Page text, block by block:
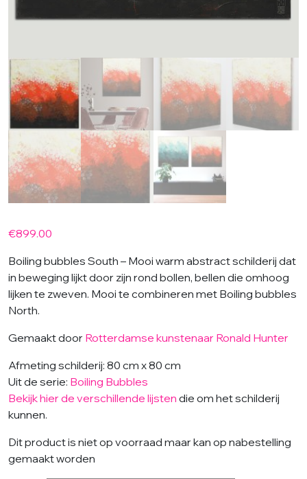
€899.00
Boiling bubbles South – Mooi warm abstract schilderij dat
in beweging lijkt door zijn rond bollen, bellen die omhoog
lijken te zweven. Mooi te combineren met Boiling bubbles
North.
Gemaakt door Rotterdamse kunstenaar Ronald Hunter
Afmeting schilderij: 80 cm x 80 cm
Uit de serie: Boiling Bubbles
Bekijk hier de verschillende lijsten die om het schilderij
kunnen.
Dit product is niet op voorraad maar kan op nabestelling
gemaakt worden